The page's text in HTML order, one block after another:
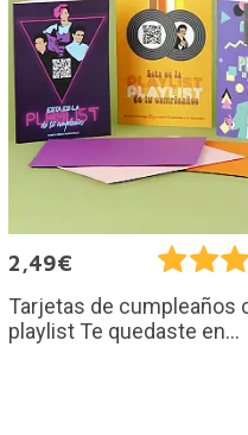
2,49€
Tarjetas de cumpleaños
playlist Te quedaste en...